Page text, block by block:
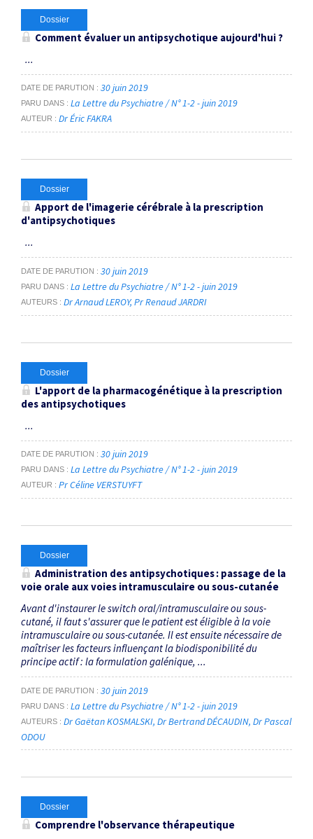
Dossier
Comment évaluer un antipsychotique aujourd'hui ?
...
DATE DE PARUTION 30 juin 2019
PARU DANS La Lettre du Psychiatre / N° 1-2 - juin 2019
AUTEUR Dr Éric FAKRA
Dossier
Apport de l'imagerie cérébrale à la prescription
d'antipsychotiques
...
DATE DE PARUTION 30 juin 2019
PARU DANS La Lettre du Psychiatre / N° 1-2 - juin 2019
AUTEURS Dr Arnaud LEROY Pr Renaud JARDRI
Dossier
L'apport de la pharmacogénétique à la prescription
des antipsychotiques
...
DATE DE PARUTION 30 juin 2019
PARU DANS La Lettre du Psychiatre / N° 1-2 - juin 2019
AUTEUR Pr Céline VERSTUYFT
Dossier
Administration des antipsychotiques : passage de la
voie orale aux voies intramusculaire ou sous-cutanée
Avant d'instaurer le switch oral/intramusculaire ou sous-
cutané, il faut s'assurer que le patient est éligible à la voie
intramusculaire ou sous-cutanée. Il est ensuite nécessaire de
maîtriser les facteurs influençant la biodisponibilité du
principe actif : la formulation galénique, ...
DATE DE PARUTION 30 juin 2019
PARU DANS La Lettre du Psychiatre / N° 1-2 - juin 2019
AUTEURS Dr Gaëtan KOSMALSKI Dr Bertrand DÉCAUDIN Dr Pascal
ODOU
Dossier
Comprendre l'observance thérapeutique